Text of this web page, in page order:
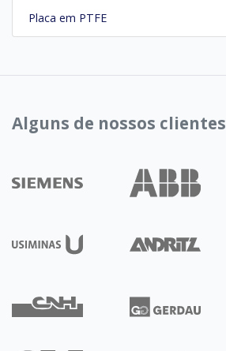
Placa em PTFE
Alguns de nossos clientes